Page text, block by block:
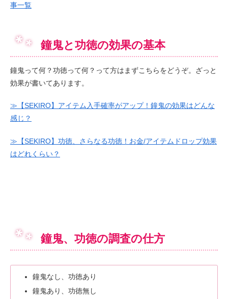
事一覧
鐘鬼と功徳の効果の基本
鐘鬼って何？功徳って何？って方はまずこちらをどうぞ。ざっと
効果が書いてあります。
≫【SEKIRO】アイテム入手確率がアップ！鐘鬼の効果はどんな
感じ？
≫【SEKIRO】功徳、さらなる功徳！お金/アイテムドロップ効果
はどれくらい？
鐘鬼、功徳の調査の仕方
鐘鬼なし、功徳あり
鐘鬼あり、功徳無し